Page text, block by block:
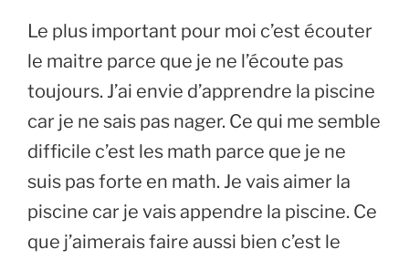
Le plus important pour moi c’est écouter
le maitre parce que je ne l’écoute pas
toujours. J’ai envie d’apprendre la piscine
car je ne sais pas nager. Ce qui me semble
difficile c’est les math parce que je ne
suis pas forte en math. Je vais aimer la
piscine car je vais appendre la piscine. Ce
que j’aimerais faire aussi bien c’est le